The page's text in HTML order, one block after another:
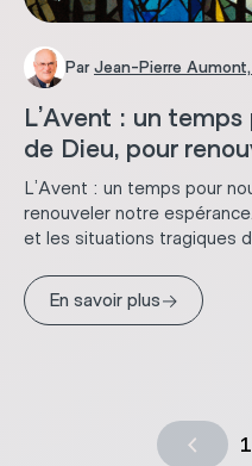
Par Jean-Pierre Aumont,
L’Avent : un
de Dieu, pour
L’Avent : un temps pour
renouveler notre
et les situations tragiques
En savoir plus→
1